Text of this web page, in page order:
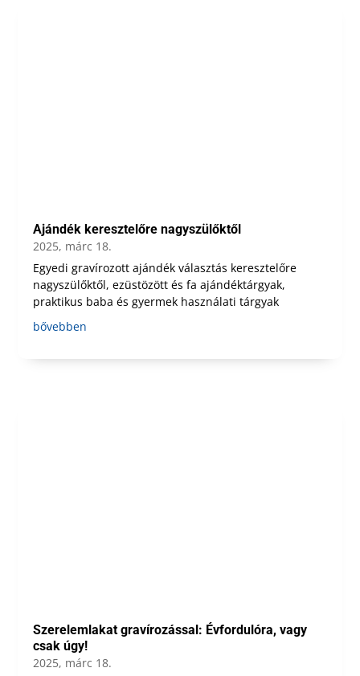
Ajándék keresztelőre nagyszülőktől
2025, márc 18.
Egyedi gravírozott ajándék választás keresztelőre
nagyszülőktől, ezüstözött és fa ajándéktárgyak,
praktikus baba és gyermek használati tárgyak
bővebben
Szerelemlakat gravírozással: Évfordulóra, vagy
csak úgy!
2025, márc 18.